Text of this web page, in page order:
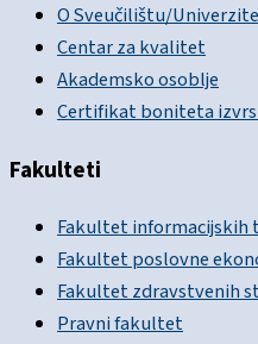
O Sveučilištu/
Centar za kvalitet
Akademsko osoblje
Certifikat boniteta
Fakulteti
Fakultet informacijskih
Fakultet poslovne
Fakultet zdravstvenih
Pravni fakultet